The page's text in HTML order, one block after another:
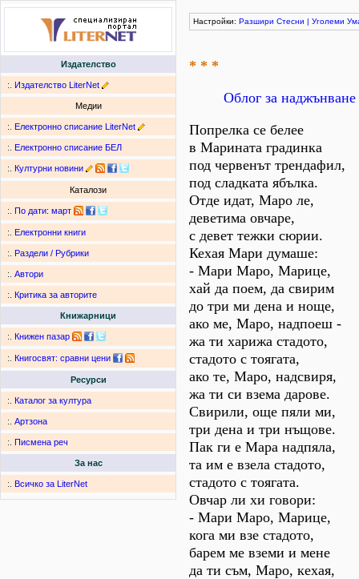
Издателство
:. Издателство LiterNet
Медии
:. Електронно списание LiterNet
:. Електронно списание БЕЛ
:. Културни новини
Каталози
:. По дати: март
:. Електронни книги
:. Раздели / Рубрики
:. Автори
:. Критика за авторите
Книжарници
:. Книжен пазар
:. Книгосвят: сравни цени
Ресурси
:. Каталог за култура
:. Артзона
:. Писмена реч
За нас
:. Всичко за LiterNet
Настройки: Разшири Стесни | Уголеми
* * *
Облог за
Попрелка се белее
в Марината градинка
под червенът трендафил,
под сладката ябълка.
Отде идат, Маро ле,
деветима овчаре,
с девет тежки сюрии.
Кехая Мари думаше:
- Мари Маро, Марице,
хай да поем, да свирим
до три ми дена и ноще,
ако ме, Маро, надпоеш -
жа ти харижа стадото,
стадото с тоягата,
ако те, Маро, надсвиря,
жа ти си взема дарове.
Свирили, още пяли ми,
три дена и три нъщове.
Пак ги е Мара надпяла,
та им е взела стадото,
стадото с тоягата.
Овчар ли хи говори:
- Мари Маро, Марице,
кога ми взе стадото,
барем ме вземи и мене
да ти съм, Маро, кехая,